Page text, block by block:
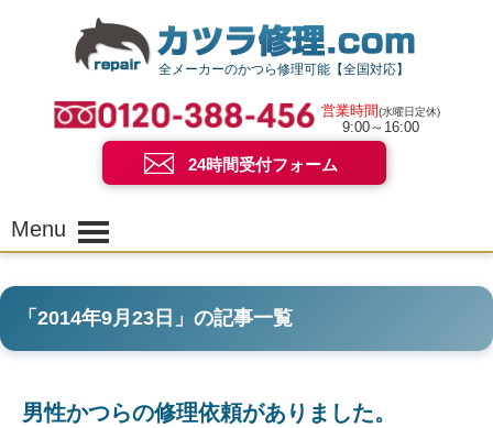
全メーカーのかつら修理可能【全国対応】
営業時間(水曜日定休)
9:00～16:00
24時間受付フォーム
Menu
「 2014年9月23日 」の記事一覧
男性かつらの修理依頼がありました。